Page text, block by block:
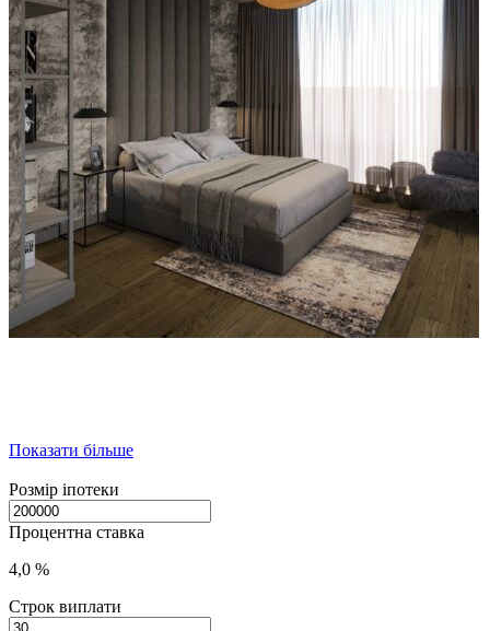
Показати більше
Розмір іпотеки
Процентна ставка
4,0 %
Строк виплати